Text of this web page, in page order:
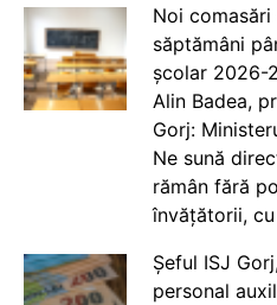
Noi
săptămâni
școlar 2026-
Alin Badea,
Gorj:
Ne sună
rămân fără
învățătorii,
Șeful ISJ
personal